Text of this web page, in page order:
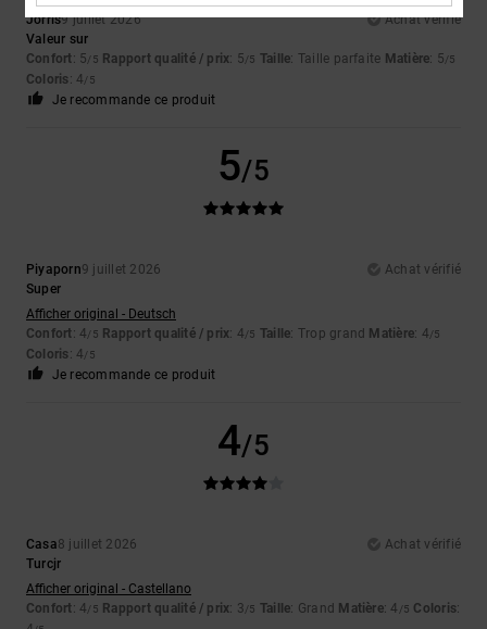
Jorris9 juillet 2026
Achat vérifié
Valeur sur
Confort: 5/5 Rapport qualité / prix: 5/5 Taille: Taille parfaite Matière: 5/5
Coloris: 4/5
Je recommande ce produit
5/5
Piyaporn9 juillet 2026
Achat vérifié
Super
Afficher original - Deutsch
Confort: 4/5 Rapport qualité / prix: 4/5 Taille: Trop grand Matière: 4/5
Coloris: 4/5
Je recommande ce produit
4/5
Casa8 juillet 2026
Achat vérifié
Turcjr
Afficher original - Castellano
Confort: 4/5 Rapport qualité / prix: 3/5 Taille: Grand Matière: 4 /5 Coloris: